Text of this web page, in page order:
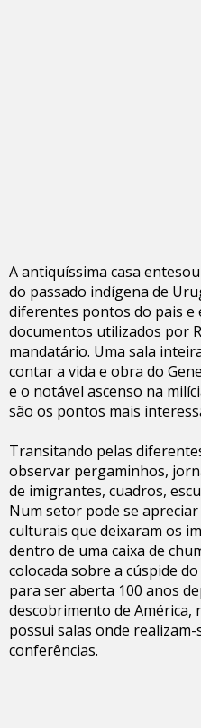
A antiquíssima casa
do passado indígena de
diferentes pontos do pais e
documentos utilizados por
mandatário. Uma sala
contar a vida e obra do
e o notável ascenso na
são os pontos mais
Transitando pelas
observar pergaminhos,
de imigrantes, cuadros,
Num setor pode se
culturais que deixaram os
dentro de uma caixa de
colocada sobre a cúspide do
para ser aberta 100 anos
descobrimento de América,
possui salas onde
conferências.